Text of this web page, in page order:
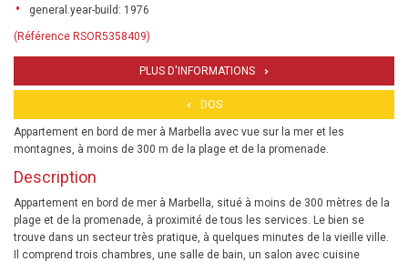
general.year-build: 1976
(Référence RSOR5358409)
PLUS D'INFORMATIONS
DOS
Appartement en bord de mer à Marbella avec vue sur la mer et les
montagnes, à moins de 300 m de la plage et de la promenade.
Description
Appartement en bord de mer à Marbella, situé à moins de 300 mètres de la
plage et de la promenade, à proximité de tous les services. Le bien se
trouve dans un secteur très pratique, à quelques minutes de la vieille ville.
Il comprend trois chambres, une salle de bain, un salon avec cuisine